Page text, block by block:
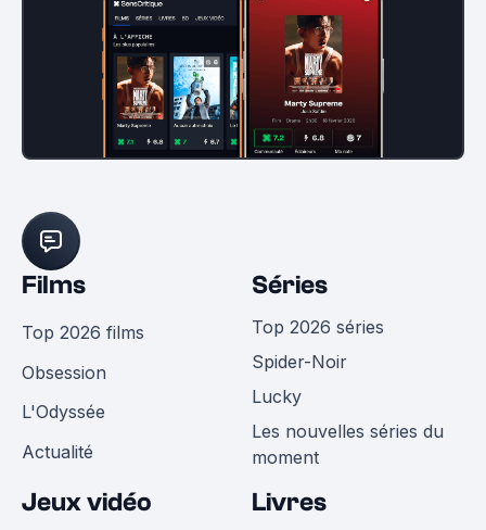
Films
Top 2026 films
Obsession
L'Odyssée
Actualité
Séries
Top 2026 séries
Spider-Noir
Lucky
Les nouvelles séries du
moment
Jeux vidéo Livres